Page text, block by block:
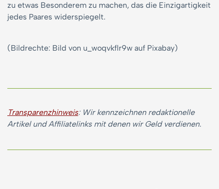
zu etwas Besonderem zu machen, das die Einzigartigkeit
jedes Paares widerspiegelt.
(Bildrechte: Bild von u_woqvkflr9w auf Pixabay)
Transparenzhinweis: Wir kennzeichnen redaktionelle
Artikel und Affiliatelinks mit denen wir Geld verdienen.